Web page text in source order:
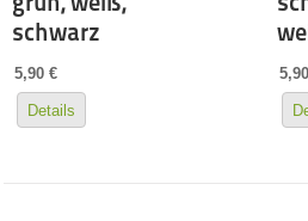
schwarz
5,90 €
Details